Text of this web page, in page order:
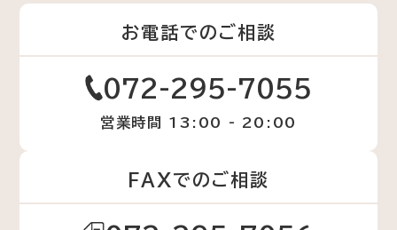
お電話でのご相談
072-295-7055
営業時間 13:00 - 20:00
FAXでのご相談